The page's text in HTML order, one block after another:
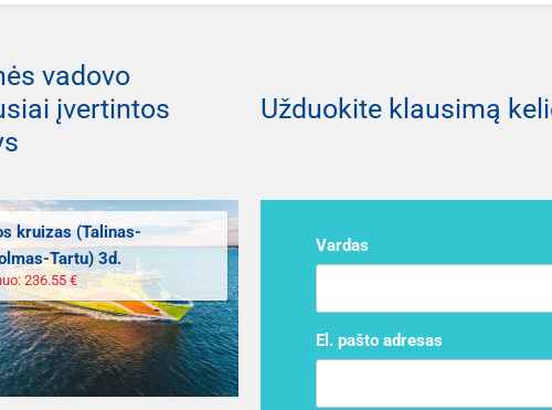
vadovo
įvertintos
Užduokite klausimą
kruizas (Talinas-
Tartu) 3d.
236.55 €
Vardas
El. pašto adresas